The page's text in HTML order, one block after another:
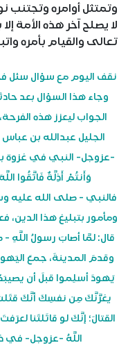
وتمتثل أوامره وتجتنب
لا يصلح آخر هذه الأمة
تعالى والقيام بأمره
نقف اليوم مع سؤال سئل
وجاء هذا السؤال بعد
الجواب ليعزز هذه
الجليل عبدالله بن
-عزوجل- النبي في غزوة
وَأَنتُمْ أَذِلَّةٌ فَاتَّقُوا
فالنبي - صلى الله عليه
ومأمور بتبليغ هذا
قال: لمَّا أصابَ رسولُ اللَّهِ
وقدمَ المدينةَ، جمعَ
يَهودَ أسلِموا قبلَ أن
يغرَّنَّكَ مِن نفسِكَ أنَّكَ قتَلتَ
القتالَ؛ إنَّكَ لو قاتَلتَنا
اللَّهُ -عزوجل- في